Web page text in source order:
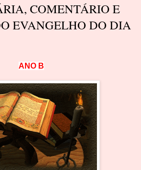
COMENTÁRIO E
EVANGELHO DO DIA
ANO B